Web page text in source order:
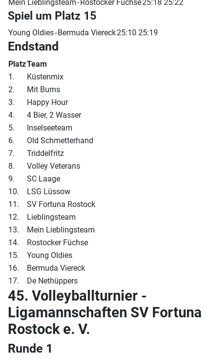
Mein Lieblingsteam- Rostocker Füchse25:18 25:22
Spiel um Platz 15
Young Oldies-Bermuda Viereck25:10 25:19
Endstand
PlatzTeam
1.
Küstenmix
2.
Mit Bums
3.
Happy Hour
4.
4 Bier, 2 Wasser
5.
Inselseeteam
6.
Old Schmetterhand
7.
Triddelfritz
8.
Volley Veterans
9.
SC Laage
10.
LSG Lüssow
11.
SV Fortuna Rostock
12.
Lieblingsteam
13.
Mein Lieblingsteam
14.
Rostocker Füchse
15.
Young Oldies
16.
Bermuda Viereck
17.
De Nethüppers
45. Volleyballturnier -
Ligamannschaften SV Fortuna
Rostock e. V.
Runde 1